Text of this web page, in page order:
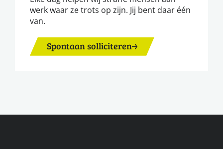
werk waar ze trots op zijn. Jij bent daar één
van.
Spontaan solliciteren